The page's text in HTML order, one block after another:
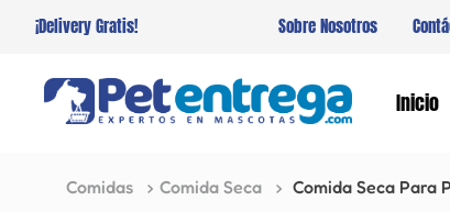
¡Delivery Gratis! Sobre Nosotros
Inicio
Comidas Comida Seca Comida Seca Para